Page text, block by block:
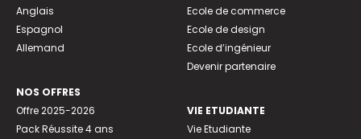
Anglais
Espagnol
Allemand
NOS OFFRES
Offre 2025-2026
Pack Réussite 4 ans
Ecole de commerce
Ecole de design
Ecole d’ingénieur
Devenir partenaire
VIE ETUDIANTE
Vie Etudiante